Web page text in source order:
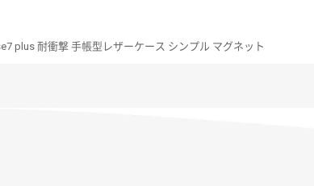
plus 耐衝撃 手帳型レザーケース シンプル マグネット